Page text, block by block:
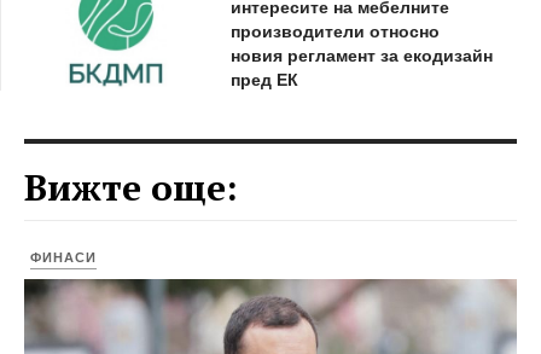
интересите на мебелните
производители относно
новия регламент за екодизайн
пред ЕК
Вижте още:
ФИНАСИ